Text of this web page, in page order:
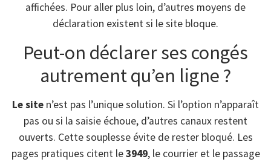
affichées. Pour aller plus loin, d’autres moyens de
déclaration existent si le site bloque.
Peut-on déclarer ses congés
autrement qu’en ligne ?
Le site n’est pas l’unique solution. Si l’option n’apparaît
pas ou si la saisie échoue, d’autres canaux restent
ouverts. Cette souplesse évite de rester bloqué. Les
pages pratiques citent le3949, le courrier et le passage